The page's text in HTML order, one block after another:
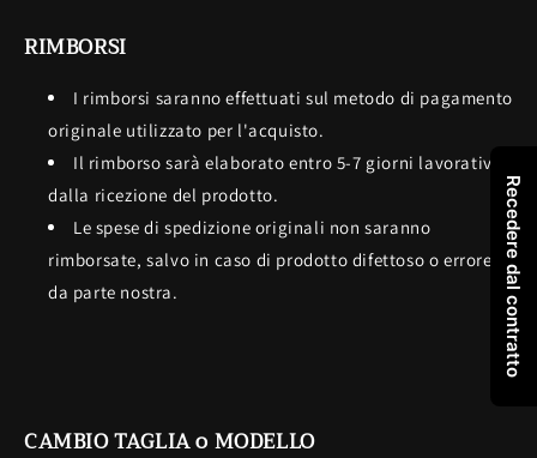
RIMBORSI
I rimborsi saranno effettuati sul metodo di pagamento
originale utilizzato per l'acquisto.
Il rimborso sarà elaborato entro 5-7 giorni lavorativi
dalla ricezione del prodotto.
Le spese di spedizione originali non saranno
rimborsate, salvo in caso di prodotto difettoso o errore
da parte nostra.
CAMBIO TAGLIA o MODELLO
Recedere dal contratto